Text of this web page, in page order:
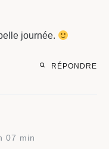
journée.
RÉPONDRE
07 min